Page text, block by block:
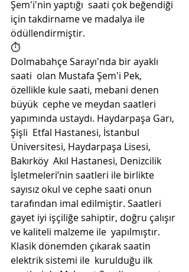
Şem'i'nin yaptığı  saati çok beğendiği
için takdirname ve madalya ile
ödüllendirmiştir.
⏱️
Dolmabahçe Sarayı'nda bir ayaklı
saati  olan Mustafa Şem'i Pek,
özellikle kule saati, mebani denen
büyük  cephe ve meydan saatleri
yapımında ustaydı. Haydarpaşa Garı,
Şişli  Etfal Hastanesi, İstanbul
Üniversitesi, Haydarpaşa Lisesi,
Bakırköy  Akıl Hastanesi, Denizcilik
İşletmeleri’nin saatleri ile birlikte
sayısız okul ve cephe saati onun
tarafından imal edilmiştir. Saatleri
gayet iyi işçiliğe sahiptir, doğru çalışır
ve kaliteli malzeme ile  yapılmıştır.
Klasik dönemden çıkarak saatin
elektrik sistemi ile  kurulduğu ilk